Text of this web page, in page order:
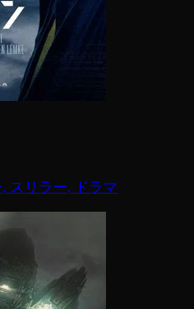
スリラー, ドラマ